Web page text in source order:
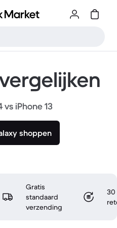
iPhone 13
shoppen
Gratis
standaard
verzending
30